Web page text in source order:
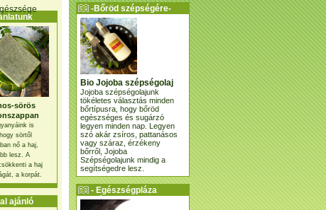
sörös
is
sörtől
nő a haj,
lesz. A
a haj
a korpát.
ajánló
-Bőröd szépségére-
Bio Jojoba szépségolaj
Jojoba szépségolajunk
tökéletes választás minden
bőrtípusra, hogy bőröd
egészséges és sugárzó
legyen minden nap. Legyen
szó akár zsíros, pattanásos
vagy száraz, érzékeny
bőrről, Jojoba
Szépségolajunk mindig a
segítségedre lesz.
- Egészségpláza
ajánlatunk -